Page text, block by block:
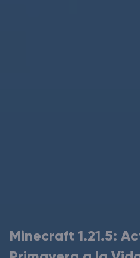
Minecraft 1.21.5: